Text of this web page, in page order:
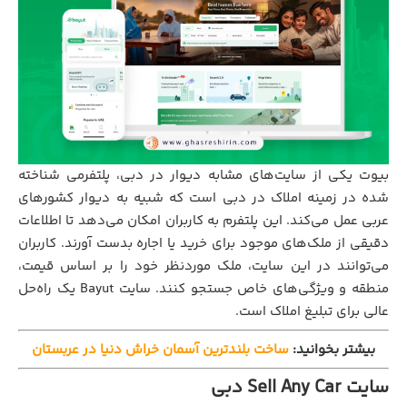
بیوت یکی از سایت‌های مشابه دیوار در دبی، پلتفرمی شناخته
شده در زمینه املاک در دبی است که شبیه به دیوار کشورهای
عربی عمل می‌کند. این پلتفرم به کاربران امکان می‌دهد تا اطلاعات
دقیقی از ملک‌های موجود برای خرید یا اجاره بدست آورند. کاربران
می‌توانند در این سایت، ملک موردنظر خود را بر اساس قیمت،
منطقه و ویژگی‌های خاص جستجو کنند. سایت Bayut یک راه‌حل
عالی برای تبلیغ املاک است.
بیشتر بخوانید: ساخت بلندترین آسمان خراش دنیا در عربستان
سایت Sell Any Car دبی